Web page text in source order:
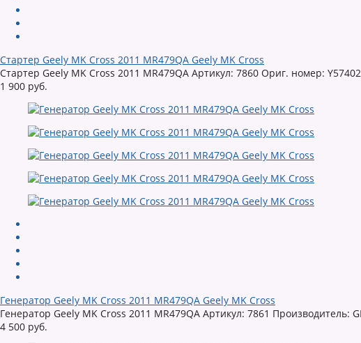
Стартер Geely MK Cross 2011 MR479QA Geely MK Cross
Стартер Geely MK Cross 2011 MR479QA Артикул: 7860 Ориг. номер:
1 900 руб.
Генератор Geely MK Cross 2011 MR479QA Geely MK Cross
Генератор Geely MK Cross 2011 MR479QA Артикул: 7861
4 500 руб.